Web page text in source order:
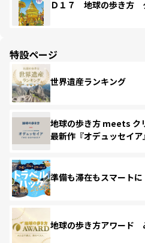
Ｄ１７ 地球の歩き方
特設ページ
世界遺産ランキング
地球の歩き方 meets ク
最新作『オデュッセイア
準備も滞在もスマート
地球の歩き方アワード